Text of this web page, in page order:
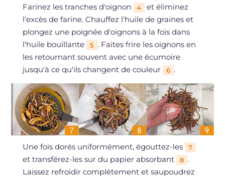
Farinez les tranches d'oignon 4
et éliminez
l'excès de farine. Chauffez l'huile de graines et
plongez une poignée d'oignons à la fois dans
l'huile bouillante
5 . Faites frire les oignons en
les retournant souvent avec une écumoire
jusqu'à ce qu'ils changent de couleur
6 .
Une fois dorés uniformément, égouttez-les 7
et transférez-les sur du papier absorbant 8 .
Laissez refroidir complètement et saupoudrez